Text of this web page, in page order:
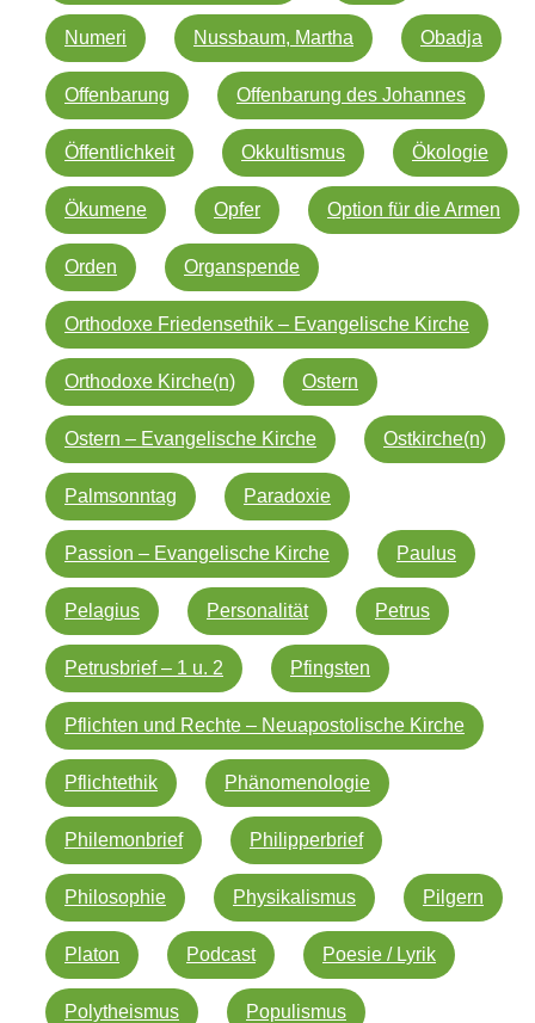
Numeri Nussbaum, Martha Obadja
Offenbarung Offenbarung des Johannes
Öffentlichkeit Okkultismus Ökologie
Ökumene Opfer Option für die Armen
Orden Organspende
Orthodoxe Friedensethik – Evangelische Kirche
Orthodoxe Kirche(n) Ostern
Ostern – Evangelische Kirche Ostkirche(n)
Palmsonntag Paradoxie
Passion – Evangelische Kirche Paulus
Pelagius Personalität Petrus
Petrusbrief – 1 u. 2 Pfingsten
Pflichten und Rechte – Neuapostolische Kirche
Pflichtethik Phänomenologie
Philemonbrief Philipperbrief
Philosophie Physikalismus Pilgern
Platon Podcast Poesie / Lyrik
Polytheismus Populismus